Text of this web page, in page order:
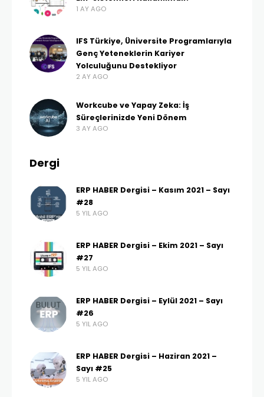
1 AY AGO
IFS Türkiye, Üniversite Programlarıyla
Genç Yeteneklerin Kariyer
Yolculuğunu Destekliyor
2 AY AGO
Workcube ve Yapay Zeka: İş
Süreçlerinizde Yeni Dönem
3 AY AGO
Dergi
ERP HABER Dergisi – Kasım 2021 – Sayı
#28
5 YIL AGO
ERP HABER Dergisi – Ekim 2021 – Sayı
#27
5 YIL AGO
ERP HABER Dergisi – Eylül 2021 – Sayı
#26
5 YIL AGO
ERP HABER Dergisi – Haziran 2021 –
Sayı #25
5 YIL AGO